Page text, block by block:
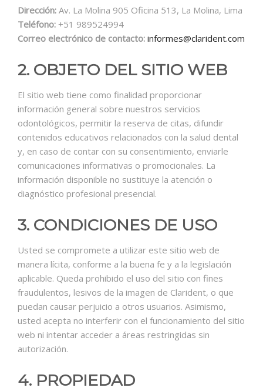
Dirección: Av. La Molina 905 Oficina 513, La Molina, Lima
Teléfono: +51 989524994
Correo electrónico de contacto: informes@clarident.com
2. OBJETO DEL SITIO WEB
El sitio web tiene como finalidad proporcionar
información general sobre nuestros servicios
odontológicos, permitir la reserva de citas, difundir
contenidos educativos relacionados con la salud dental
y, en caso de contar con su consentimiento, enviarle
comunicaciones informativas o promocionales. La
información disponible no sustituye la atención o
diagnóstico profesional presencial.
3. CONDICIONES DE USO
Usted se compromete a utilizar este sitio web de
manera lícita, conforme a la buena fe y a la legislación
aplicable. Queda prohibido el uso del sitio con fines
fraudulentos, lesivos de la imagen de Clarident, o que
puedan causar perjuicio a otros usuarios. Asimismo,
usted acepta no interferir con el funcionamiento del sitio
web ni intentar acceder a áreas restringidas sin
autorización.
4. PROPIEDAD